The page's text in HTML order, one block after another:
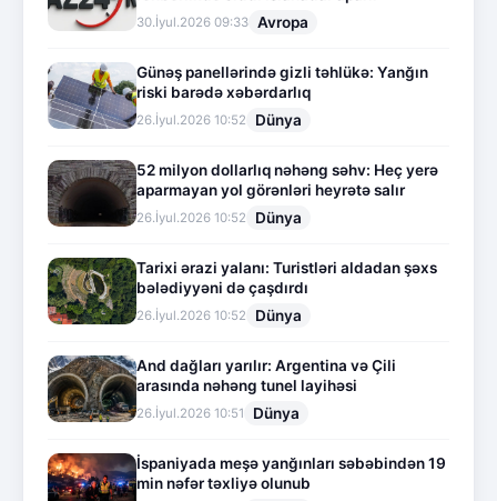
30.İyul.2026 09:33 Avropa
Günəş panellərində gizli təhlükə: Yanğın
riski barədə xəbərdarlıq
26.İyul.2026 10:52 Dünya
52 milyon dollarlıq nəhəng səhv: Heç yerə
aparmayan yol görənləri heyrətə salır
26.İyul.2026 10:52 Dünya
Tarixi ərazi yalanı: Turistləri aldadan şəxs
bələdiyyəni də çaşdırdı
26.İyul.2026 10:52 Dünya
And dağları yarılır: Argentina və Çili
arasında nəhəng tunel layihəsi
26.İyul.2026 10:51 Dünya
İspaniyada meşə yanğınları səbəbindən 19
min nəfər təxliyə olunub